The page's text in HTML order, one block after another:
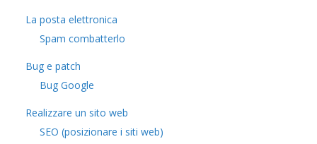
La posta elettronica
Spam combatterlo
Bug e patch
Bug Google
Realizzare un sito web
SEO (posizionare i siti web)